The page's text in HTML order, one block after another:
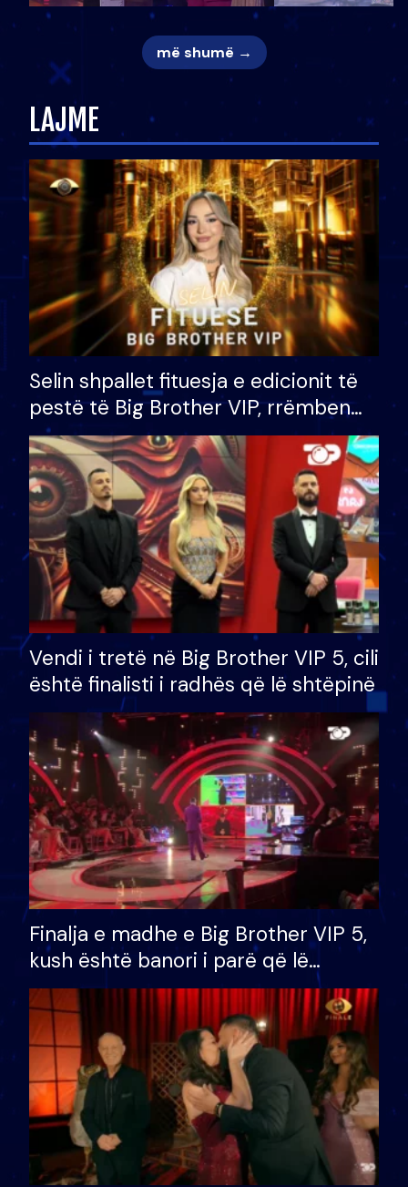
më shumë →
LAJME
Selin shpallet fituesja e edicionit të
pestë të Big Brother VIP, rrëmben
çmimin e madh prej 100 mijë eurosh
Vendi i tretë në Big Brother VIP 5, cili
është finalisti i radhës që lë shtëpinë
Finalja e madhe e Big Brother VIP 5,
kush është banori i parë që lë
shtëpinë dhe humb mundësinë për
të fituar çmimin e madh